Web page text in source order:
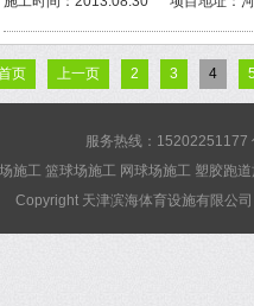
页 上一页 2 3 4
服务热线：15202251177
施工 篮球场施工 网球场施工 塑胶跑
Copyright 天津滨海体育设施有限公